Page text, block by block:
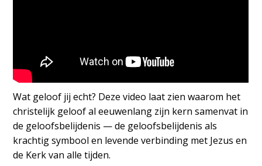
Wat geloof jij echt? Deze video laat zien waarom het
christelijk geloof al eeuwenlang zijn kern samenvat in
de geloofsbelijdenis — de geloofsbelijdenis als
krachtig symbool en levende verbinding met Jezus en
de Kerk van alle tijden.